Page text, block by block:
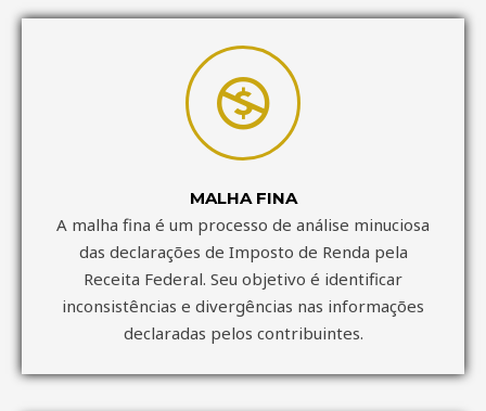
MALHA FINA
A malha fina é um processo de análise minuciosa
das declarações de Imposto de Renda pela
Receita Federal. Seu objetivo é identificar
inconsistências e divergências nas informações
declaradas pelos contribuintes.